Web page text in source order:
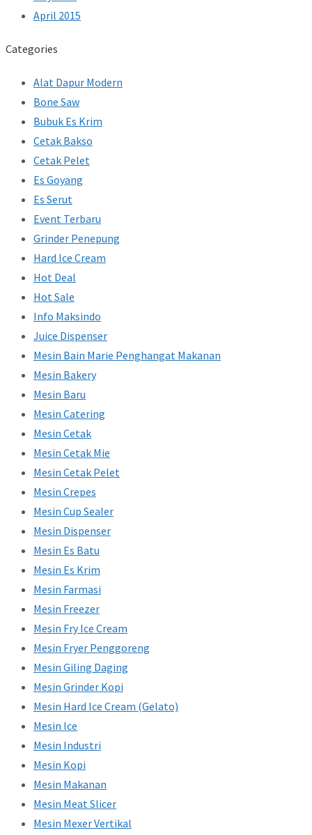
April 2015
Categories
Alat Dapur Modern
Bone Saw
Bubuk Es Krim
Cetak Bakso
Cetak Pelet
Es Goyang
Es Serut
Event Terbaru
Grinder Penepung
Hard Ice Cream
Hot Deal
Hot Sale
Info Maksindo
Juice Dispenser
Mesin Bain Marie Penghangat Makanan
Mesin Bakery
Mesin Baru
Mesin Catering
Mesin Cetak
Mesin Cetak Mie
Mesin Cetak Pelet
Mesin Crepes
Mesin Cup Sealer
Mesin Dispenser
Mesin Es Batu
Mesin Es Krim
Mesin Farmasi
Mesin Freezer
Mesin Fry Ice Cream
Mesin Fryer Penggoreng
Mesin Giling Daging
Mesin Grinder Kopi
Mesin Hard Ice Cream (Gelato)
Mesin Ice
Mesin Industri
Mesin Kopi
Mesin Makanan
Mesin Meat Slicer
Mesin Mexer Vertikal